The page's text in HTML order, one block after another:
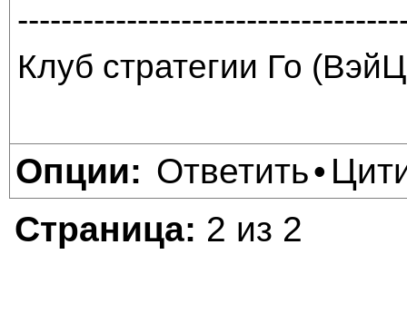
Клуб стратегии Го
Опции: Ответить•
Страница: 2 из 2